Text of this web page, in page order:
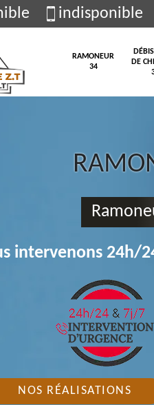
indisponible
RAMONEUR
34
DE
intervenons 24h/
NOS RÉALISATIONS